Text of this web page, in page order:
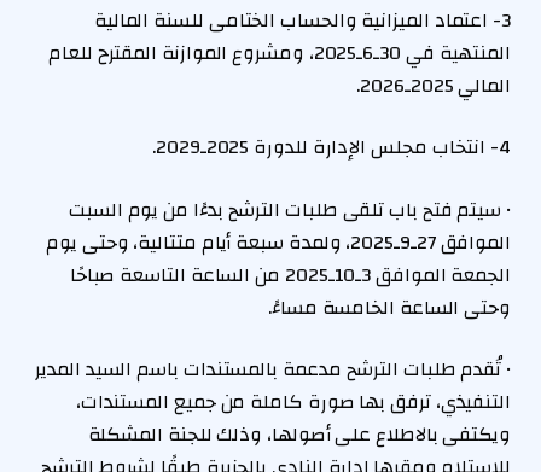
3- اعتماد الميزانية والحساب الختامى للسنة المالية
المنتهية في 30ـ6ـ2025، ومشروع الموازنة المقترح للعام
المالي 2025ـ2026.
4- انتخاب مجلس الإدارة للدورة 2025ـ2029.
• سيتم فتح باب تلقى طلبات الترشح بدءًا من يوم السبت
الموافق 27ـ9ـ2025، ولمدة سبعة أيام متتالية، وحتى يوم
الجمعة الموافق 3ـ10ـ2025 من الساعة التاسعة صباحًا
وحتى الساعة الخامسة مساءً.
• تُقدم طلبات الترشح مدعمة بالمستندات باسم السيد المدير
التنفيذي، ترفق بها صورة كاملة من جميع المستندات،
ويكتفى بالاطلاع على أصولها، وذلك للجنة المشكلة